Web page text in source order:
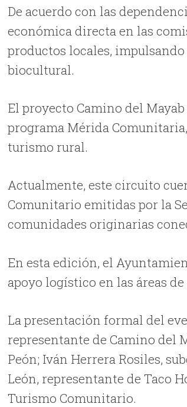
De acuerdo con las
económica directa en las
productos locales,
biocultural.
El proyecto Camino del
programa Mérida
turismo rural.
Actualmente, este circuito
Comunitario emitidas por la
comunidades originarias
En esta edición, el
apoyo logístico en las áreas
La presentación formal del
representante de Camino del
Peón; Iván Herrera Rosiles,
León, representante de Taco
Turismo Comunitario.